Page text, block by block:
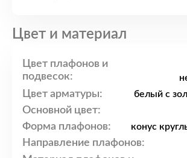
Цвет и материал
Цвет плафонов и
подвесок:
Цвет арматуры: белый с
Основной цвет:
Форма плафонов: конус
Направление плафонов: